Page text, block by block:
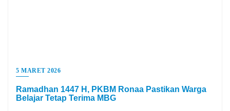
5 MARET 2026
Ramadhan 1447 H, PKBM Ronaa Pastikan Warga
Belajar Tetap Terima MBG